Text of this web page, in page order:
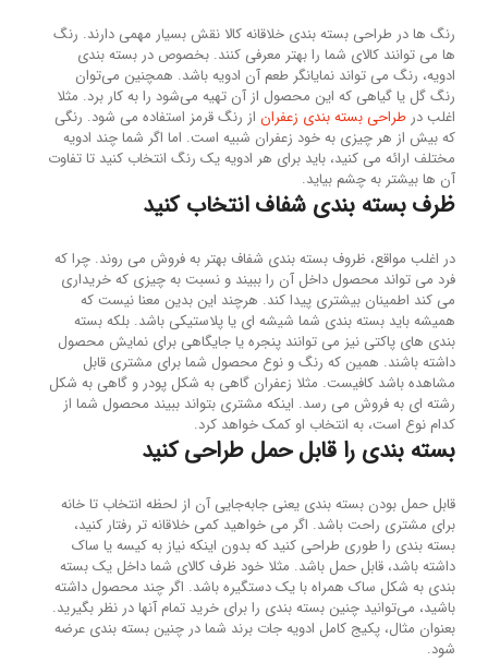
رنگ ها در طراحی بسته بندی خلاقانه کالا نقش بسیار مهمی دارند. رنگ
ها می توانند کالای شما را بهتر معرفی کنند. بخصوص در بسته بندی
ادویه، رنگ می تواند نمایانگر طعم آن ادویه باشد. همچنین می‌توان
رنگ گل یا گیاهی که این محصول از آن تهیه می‌شود را به کار برد. مثلا
اغلب درطراحی بسته بندی زعفران از رنگ قرمز استفاده می شود. رنگی
که بیش از هر چیزی به خود زعفران شبیه است. اما اگر شما چند ادویه
مختلف ارائه می کنید، باید برای هر ادویه یک رنگ انتخاب کنید تا تفاوت
آن ها بیشتر به چشم بیاید.
ظرف بسته بندی شفاف انتخاب کنید
در اغلب مواقع، ظروف بسته بندی شفاف بهتر به فروش می روند. چرا که
فرد می تواند محصول داخل آن را ببیند و نسبت به چیزی که خریداری
می کند اطمینان بیشتری پیدا کند. هرچند این بدین معنا نیست که
همیشه باید بسته بندی شما شیشه ای یا پلاستیکی باشد. بلکه بسته
بندی های پاکتی نیز می توانند پنجره یا جایگاهی برای نمایش محصول
داشته باشند. همین که رنگ و نوع محصول شما برای مشتری قابل
مشاهده باشد کافیست. مثلا زعفران گاهی به شکل پودر و گاهی به شکل
رشته ای به فروش می رسد. اینکه مشتری بتواند ببیند محصول شما از
کدام نوع است، به انتخاب او کمک خواهد کرد.
بسته بندی را قابل حمل طراحی کنید
قابل حمل بودن بسته بندی یعنی جابه‌جایی آن از لحظه انتخاب تا خانه
برای مشتری راحت باشد. اگر می خواهید کمی خلاقانه تر رفتار کنید،
بسته بندی را طوری طراحی کنید که بدون اینکه نیاز به کیسه یا ساک
داشته باشد، قابل حمل باشد. مثلا خود ظرف کالای شما داخل یک بسته
بندی به شکل ساک همراه با یک دستگیره باشد. اگر چند محصول داشته
باشید، می‌توانید چنین بسته بندی را برای خرید تمام آنها در نظر بگیرید.
بعنوان مثال، پکیج کامل ادویه جات برند شما در چنین بسته بندی عرضه
شود.